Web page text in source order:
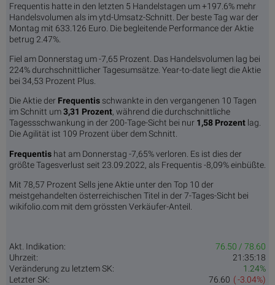
Frequentis hatte in den letzten 5 Handelstagen um +197.6% mehr
Handelsvolumen als im ytd-Umsatz-Schnitt. Der beste Tag war der
Montag mit 633.126 Euro. Die begleitende Performance der Aktie
betrug 2.47%.
Fiel am Donnerstag um -7,65 Prozent. Das Handelsvolumen lag bei
224% durchschnittlicher Tagesumsätze. Year-to-date liegt die Aktie
bei 34,53 Prozent Plus.
Die Aktie der Frequentis schwankte in den vergangenen 10 Tagen
im Schnitt um3,31 Pro­zent, während die durchschnittliche
Tagessschwankung in der 200-Tage-Sicht bei nur 1,58 Prozent lag.
Die Agilität ist 109 Prozent über dem Schnitt.
Frequentis hat am Donnerstag -7,65% verloren. Es ist dies der
größte Tagesverlust seit 23.09.2022, als Frequentis -8,09% einbüßte.
Mit 78,57 Prozent Sells jene Aktie unter den Top 10 der
meistgehandelten österreichischen Titel in der 7-Tages-Sicht bei
wikifolio.com mit dem grössten Verkäufer-Anteil.
Akt. Indikation:
76.50 / 78.60
Uhrzeit:
21:35:18
Veränderung zu letztem SK:
1.24%
Letzter SK:
( -3.04%)
76.60